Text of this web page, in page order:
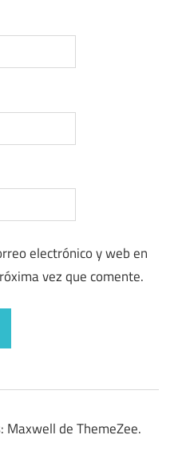
electrónico y web en
vez que comente.
Maxwell de ThemeZee.